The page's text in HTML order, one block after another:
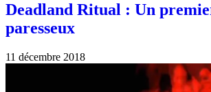
Deadland Ritual : Un
paresseux
11 décembre 2018